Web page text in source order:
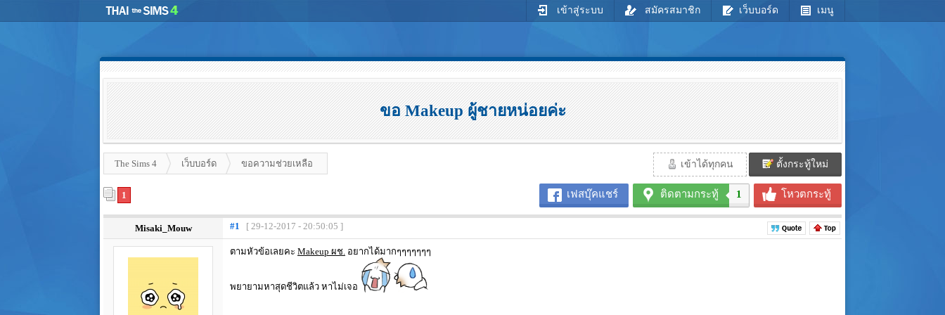
เข้าสู่ระบบ สมัครสมาชิก เว็บบอร์ด เมนู
ขอ Makeup ผู้ชายหน่อยค่ะ
The Sims 4 เว็บบอร์ด ขอความช่วยเหลือ เข้าได้ทุกคน ตั้งกระทู้ใหม่
เฟสบุ๊คแชร์ ติดตามกระทู้ 1 โหวตกระทู้
1
Misaki_Mouw #1 [ 29-12-2017 - 20:50:05 ]
ตามหัวข้อเลยคะ Makeup ผช. อยากได้มากๆๆๆๆๆๆๆ
พยายามหาสุดชีวิตแล้ว หาไม่เจอ